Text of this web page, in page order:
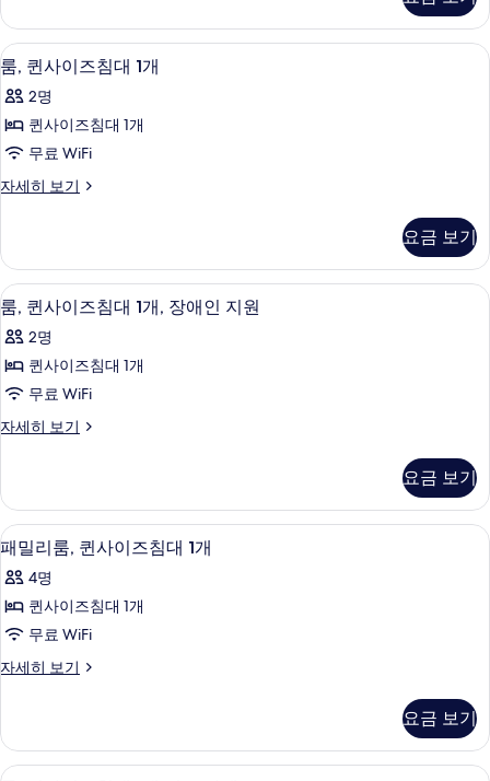
1
개
사
진
모
두
보
즈
침
대
1
개
자
히
보
기
룸,
퀸
사
이
침
1
개
사
진
모
두
보
룸, 퀸사이즈침대 1개 | 저자극성 침구,
9
룸, 퀸사이즈침대 1개
2명
퀸사이즈침대 1개
무료 WiFi
자세히 보기
룸,
즈
침
대
1
개
자
히
보
기
요금 보기
룸,
퀸
사
이
침
1
개,
장
애
인
지
원
모
룸, 퀸사이즈침대 1개, 장애인 지원 |
14
룸, 퀸사이즈침대 1개, 장애인 지원
2명
퀸사이즈침대 1개
무료 WiFi
자세히 보기
룸,
즈
침
대
개,
장
인
지
원
히
요금 보기
패
밀
리
룸,
사
즈
침
저자극성 침구, 객실 내 금고, 책상, 방
9
패밀리룸, 퀸사이즈침대 1개
4명
퀸사이즈침대 1개
무료 WiFi
자세히 보기
패
퀸
사
요금 보기
룸, 퀸사이즈침대 1개 및 소파베드 | 저